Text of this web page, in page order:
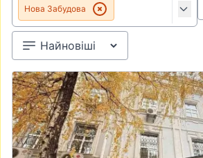
Нова Забудова